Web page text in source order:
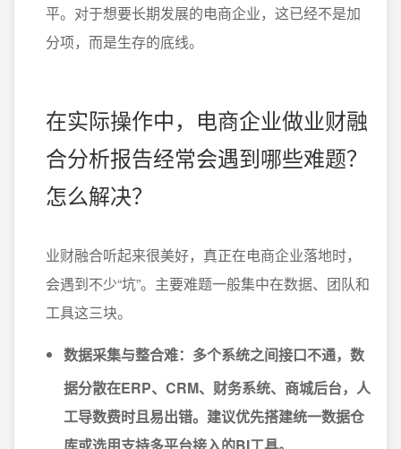
平。对于想要长期发展的电商企业，这已经不是加
分项，而是生存的底线。
在实际操作中，电商企业做业财融
合分析报告经常会遇到哪些难题？
怎么解决？
业财融合听起来很美好，真正在电商企业落地时，
会遇到不少“坑”。主要难题一般集中在数据、团队和
工具这三块。
数据采集与整合难： 多个系统之间接口不通，数
据分散在ERP、CRM、财务系统、商城后台，人
工导数费时且易出错。建议优先搭建统一数据仓